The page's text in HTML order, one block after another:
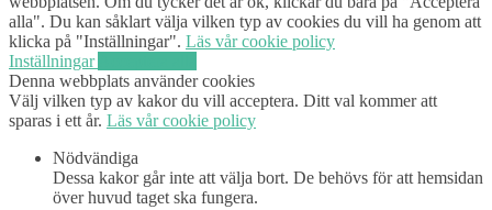
alla". Du kan såklart välja vilken typ av cookies du vill ha genom att
klicka på "Inställningar". Läs vår cookie policy
Inställningar
Denna webbplats använder cookies
Välj vilken typ av kakor du vill acceptera. Ditt val kommer att
sparas i ett år. Läs vår cookie policy
Nödvändiga
Dessa kakor går inte att välja bort. De behövs för att hemsidan
över huvud taget ska fungera.